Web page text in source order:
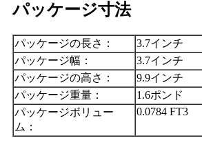
パッケージ寸法
パッケージの長さ：
3.7インチ
パッケージ幅：
3.7インチ
パッケージの高さ：
9.9インチ
パッケージ重量：
1.6ポンド
パッケージボリュー
ム：
0.0784 FT3